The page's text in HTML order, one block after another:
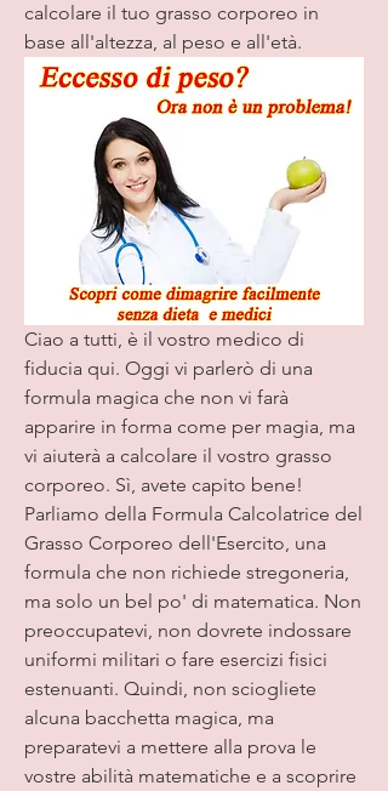
calcolare il tuo grasso corporeo in
base all'altezza, al peso e all'età.
Ciao a tutti, è il vostro medico di
fiducia qui. Oggi vi parlerò di una
formula magica che non vi farà
apparire in forma come per magia, ma
vi aiuterà a calcolare il vostro grasso
corporeo. Sì, avete capito bene!
Parliamo della Formula Calcolatrice del
Grasso Corporeo dell'Esercito, una
formula che non richiede stregoneria,
ma solo un bel po' di matematica. Non
preoccupatevi, non dovrete indossare
uniformi militari o fare esercizi fisici
estenuanti. Quindi, non sciogliete
alcuna bacchetta magica, ma
preparatevi a mettere alla prova le
vostre abilità matematiche e a scoprire